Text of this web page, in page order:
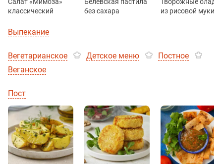
Салат «Мимоза»
классический
Белёвская пастила
без сахара
Творожные
из рисовой муки
Выпекание
Вегетарианское Детское меню
Постное
Веганское
Пост